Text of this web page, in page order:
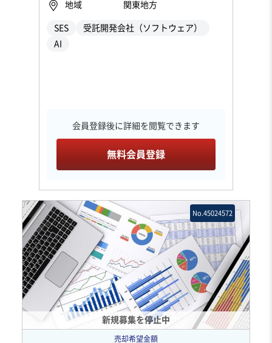
地域 関東地方
SES
受託開発会社（ソフトウェア）
AI
会員登録後に詳細を閲覧できます
無料会員登録
新規募集を停止中
No.45024572
売却希望金額